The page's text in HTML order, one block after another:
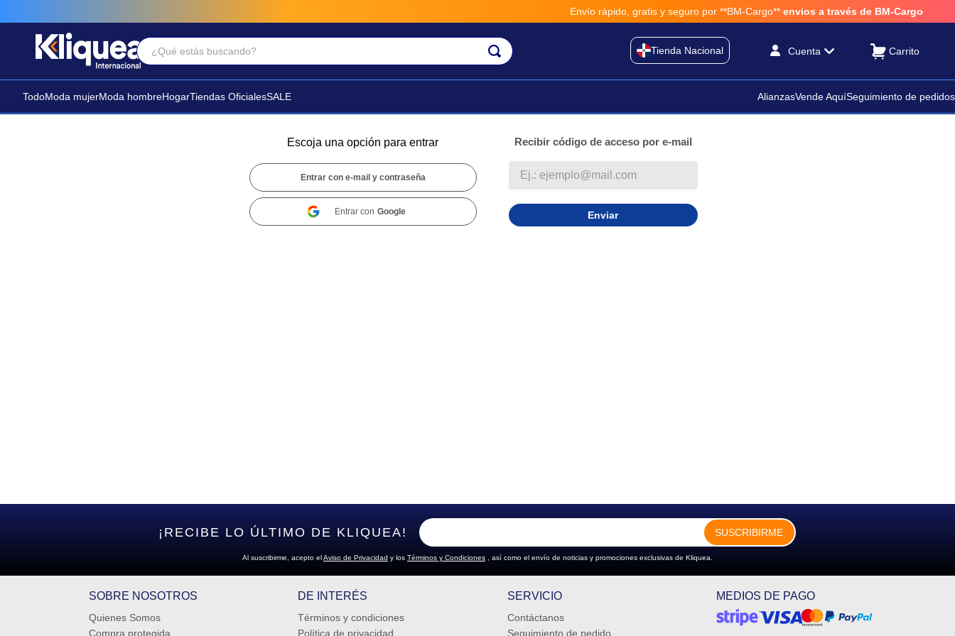
Envío rápido, gratis y seguro por **BM-Cargo** envios a través de BM-Cargo
¿Qué estás buscando?
Tienda Nacional Cuenta
TodoModa mujerModa hombreHogarTiendas OficialesSALE AlianzasVende AquíSeguimiento de pedidos
Escoja una opción para entrar
Entrar con e-mail y contraseña
Entrar con Google
Recibir código de acceso por e-mail
Enviar
¡RECIBE LO ÚLTIMO DE KLIQUEA! SUSCRIBIRME
Al suscribirme, acepto elAviso de Privacidad y los Términos y Condiciones , así como el envío de noticias y promociones exclusivas de Kliquea.
SOBRE NOSOTROS
Quienes Somos
Compra protegida
DE INTERÉS
Términos y condiciones
Política de privacidad
SERVICIO
Contáctanos
Seguimiento de pedido
MEDIOS DE PAGO
Términos Más Buscados
2. sandalia